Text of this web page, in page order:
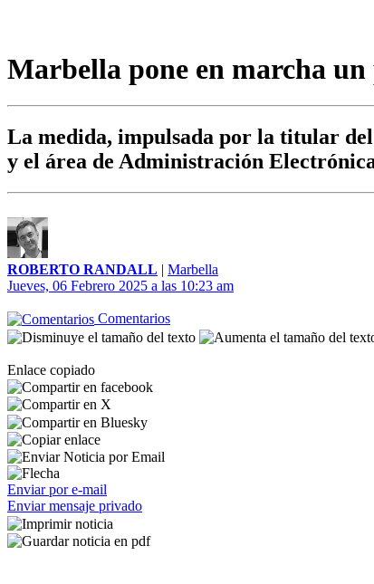
Marbella pone en marcha
La medida, impulsada por la titular
y el área de Administración
ROBERTO RANDALL | Marbella
Jueves, 06 Febrero 2025 a las 10:23 am
Comentarios
Enlace copiado
Enviar por e-mail
Enviar mensaje privado